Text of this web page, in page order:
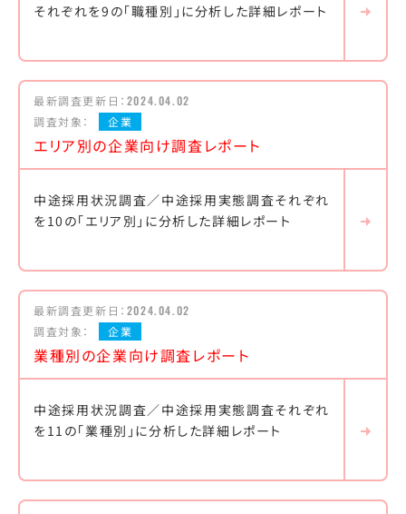
それぞれを9の「職種別」に分析した詳細レポート
最新調査更新日： 2024.04.02
調査対象：
企業
エリア別の企業向け調査レポート
中途採用状況調査／中途採用実態調査それぞれ
を10の「エリア別」に分析した詳細レポート
最新調査更新日： 2024.04.02
調査対象：
企業
業種別の企業向け調査レポート
中途採用状況調査／中途採用実態調査それぞれ
を11の「業種別」に分析した詳細レポート